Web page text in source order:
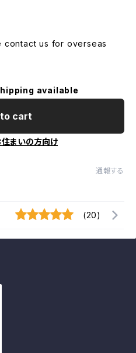
contact us for overseas
available
cart
まいの方向け
通報する
(20)